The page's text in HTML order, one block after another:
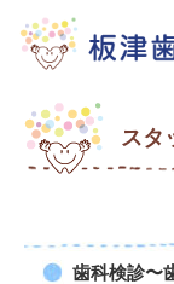
スタ
歯科検診〜